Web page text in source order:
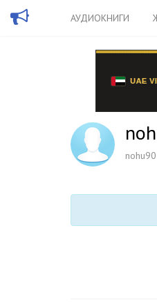
АУДИОКНИГИ
nohu90